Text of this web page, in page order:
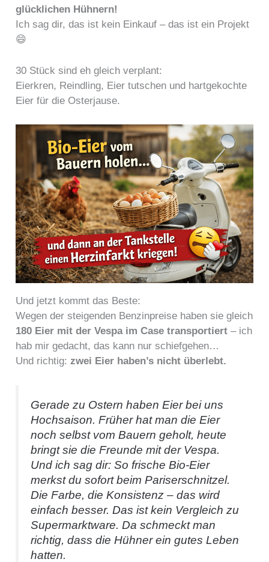
glücklichen Hühnern!
Ich sag dir, das ist kein Einkauf – das ist ein Projekt
😄
30 Stück sind eh gleich verplant:
Eierkren, Reindling, Eier tutschen und hartgekochte
Eier für die Osterjause.
Und jetzt kommt das Beste:
Wegen der steigenden Benzinpreise haben sie gleich
180 Eier mit der Vespa im Case transportiert – ich
hab mir gedacht, das kann nur schiefgehen…
Und richtig:zwei Eier haben’s nicht überlebt.
Gerade zu Ostern haben Eier bei uns
Hochsaison. Früher hat man die Eier
noch selbst vom Bauern geholt, heute
bringt sie die Freunde mit der Vespa.
Und ich sag dir: So frische Bio-Eier
merkst du sofort beim Pariserschnitzel.
Die Farbe, die Konsistenz – das wird
einfach besser. Das ist kein Vergleich zu
Supermarktware. Da schmeckt man
richtig, dass die Hühner ein gutes Leben
hatten.